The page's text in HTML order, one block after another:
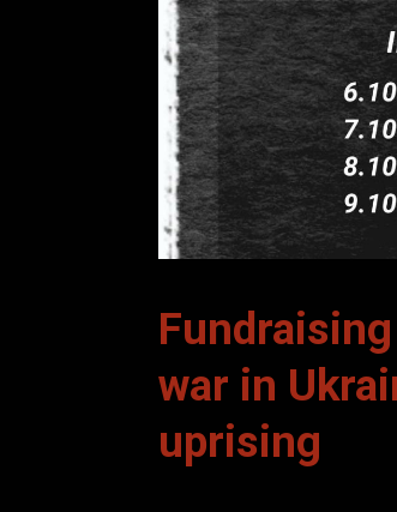
war in
uprising